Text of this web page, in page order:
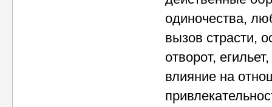
одиночества,
вызов страсти,
отворот,
влияние на